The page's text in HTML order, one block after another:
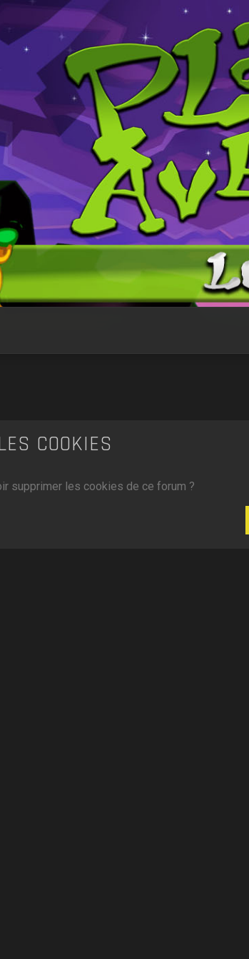
COOKIES
supprimer les cookies de ce forum ?